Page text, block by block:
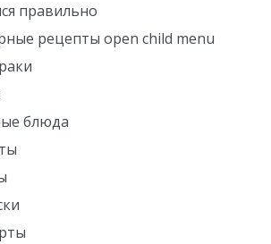
правильно
рецепты open child menu
блюда